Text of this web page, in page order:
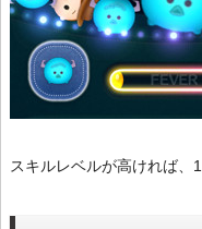
スキルレベルが高ければ、